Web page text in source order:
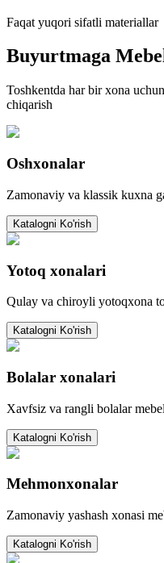
Faqat yuqori sifatli materiallar
Buyurtmaga
Toshkentda har bir xona
chiqarish
Oshxonalar
Zamonaviy va klassik kuxna
Katalogni Ko'rish
Yotoq xonalari
Qulay va chiroyli yotoqxona
Katalogni Ko'rish
Bolalar xonalari
Xavfsiz va rangli bolalar
Katalogni Ko'rish
Mehmonxonalar
Zamonaviy yashash xonasi
Katalogni Ko'rish